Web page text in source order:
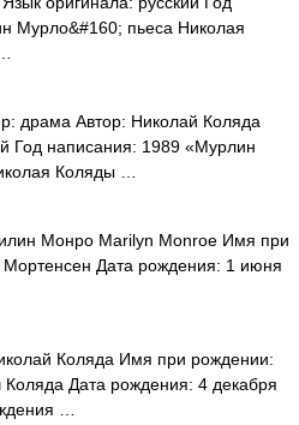
Мурло&#160; пьеса Николая
драма Автор: Николай Коляда
Год написания: 1989 «Мурлин
Коляды …
Монро Marilyn Monroe Имя при
Дата рождения: 1 июня
Коляда Имя при рождении:
Дата рождения: 4 декабря
…